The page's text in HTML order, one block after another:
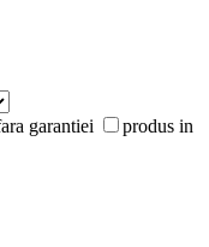
garantiei
produs in